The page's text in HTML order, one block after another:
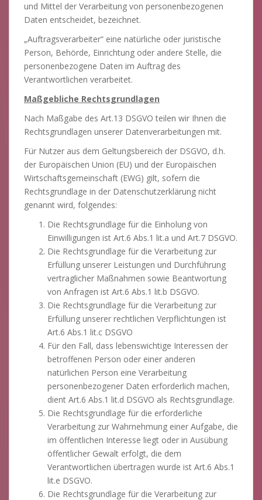
und Mittel der Verarbeitung von personenbezogenen
Daten entscheidet, bezeichnet.
„Auftragsverarbeiter“ eine natürliche oder juristische
Person, Behörde, Einrichtung oder andere Stelle, die
personenbezogene Daten im Auftrag des
Verantwortlichen verarbeitet.
Maßgebliche Rechtsgrundlagen
Nach Maßgabe des Art.13 DSGVO teilen wir Ihnen die
Rechtsgrundlagen unserer Datenverarbeitungen mit.
Für Nutzer aus dem Geltungsbereich der DSGVO, d.h.
der Europäischen Union (EU) und der Europäischen
Wirtschaftsgemeinschaft (EWG) gilt, sofern die
Rechtsgrundlage in der Datenschutzerklärung nicht
genannt wird, folgendes:
Die Rechtsgrundlage für die Einholung von
Einwilligungen ist Art.6 Abs.1 lit.a und Art.7 DSGVO.
Die Rechtsgrundlage für die Verarbeitung zur
Erfüllung unserer Leistungen und Durchführung
vertraglicher Maßnahmen sowie Beantwortung
von Anfragen ist Art.6 Abs.1 lit.b DSGVO.
Die Rechtsgrundlage für die Verarbeitung zur
Erfüllung unserer rechtlichen Verpflichtungen ist
Art.6 Abs.1 lit.c DSGVO
Für den Fall, dass lebenswichtige Interessen der
betroffenen Person oder einer anderen
natürlichen Person eine Verarbeitung
personenbezogener Daten erforderlich machen,
dient Art.6 Abs.1 lit.d DSGVO als Rechtsgrundlage.
Die Rechtsgrundlage für die erforderliche
Verarbeitung zur Wahrnehmung einer Aufgabe, die
im öffentlichen Interesse liegt oder in Ausübung
öffentlicher Gewalt erfolgt, die dem
Verantwortlichen übertragen wurde ist Art.6 Abs.1
lit.e DSGVO.
Die Rechtsgrundlage für die Verarbeitung zur